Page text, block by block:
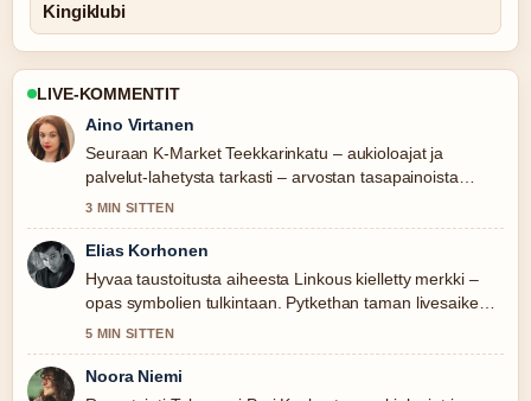
Kingiklubi
LIVE-KOMMENTIT
Aino Virtanen
Seuraan K-Market Teekkarinkatu – aukioloajat ja
palvelut-lahetysta tarkasti – arvostan tasapainoista
savyja.
3 MIN SITTEN
Elias Korhonen
Hyvaa taustoitusta aiheesta Linkous kielletty merkki –
opas symbolien tulkintaan. Pytkethan taman livesaikeen
ajan tasalla.
5 MIN SITTEN
Noora Niemi